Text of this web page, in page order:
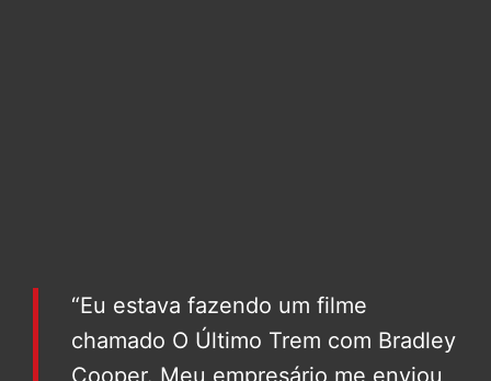
“Eu estava fazendo um filme
chamado O Último Trem com Bradley
Cooper. Meu empresário me enviou